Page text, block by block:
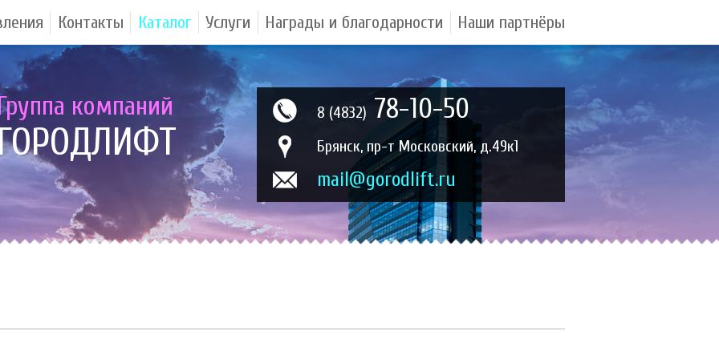
Контакты Каталог Услуги Награды и благодарности Наши партнёры
компаний 8 (4832) 78-10-50
Брянск, пр-т Московский, д.49к1
mail@gorodlift.ru